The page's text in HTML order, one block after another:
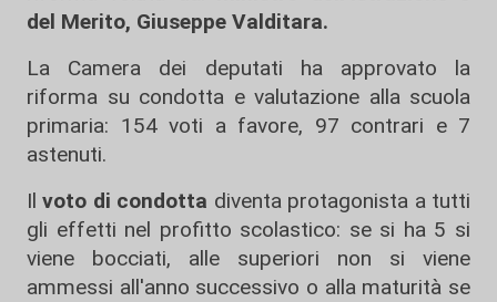
del Merito, Giuseppe Valditara.
La Camera dei deputati ha approvato la
riforma su condotta e valutazione alla scuola
primaria: 154 voti a favore, 97 contrari e 7
astenuti.
Ilvoto di condotta diventa protagonista a tutti
gli effetti nel profitto scolastico: se si ha 5 si
viene bocciati, alle superiori non si viene
ammessi all'anno successivo o alla maturità se